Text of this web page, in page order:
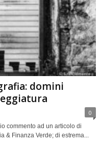
domini
0
commento ad un articolo di
& Finanza Verde; di estrema...